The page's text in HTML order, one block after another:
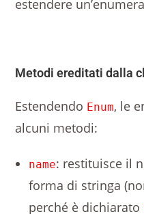
estendere
Metodi ereditati dalla
Estendendo Enum, le
alcuni metodi:
name: restituisce il
forma di stringa
perché è dichiarato